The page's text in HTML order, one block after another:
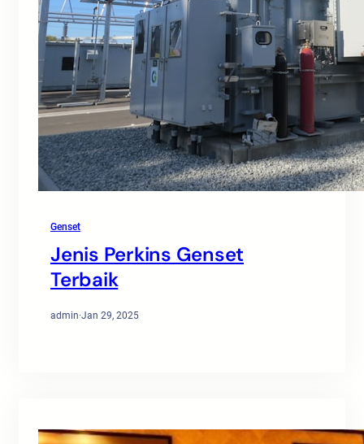
Genset
Jenis Perkins Genset
Terbaik
admin·Jan 29, 2025